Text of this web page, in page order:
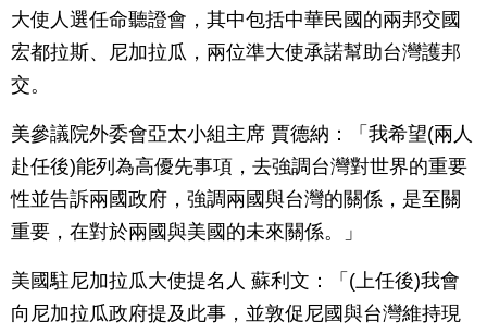
大使人選任命聽證會，其中包括中華民國的兩邦交國
宏都拉斯、尼加拉瓜，兩位準大使承諾幫助台灣護邦
交。
美參議院外委會亞太小組主席 賈德納：「我希望(兩人
赴任後)能列為高優先事項，去強調台灣對世界的重要
性並告訴兩國政府，強調兩國與台灣的關係，是至關
重要，在對於兩國與美國的未來關係。」
美國駐尼加拉瓜大使提名人 蘇利文：「(上任後)我會
向尼加拉瓜政府提及此事，並敦促尼國與台灣維持現